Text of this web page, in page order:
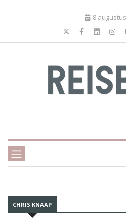
8
CHRIS KNAAP